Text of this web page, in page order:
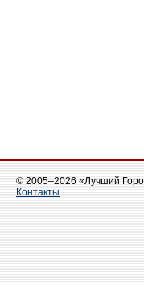
© 2005–2026 «Лучший
Контакты